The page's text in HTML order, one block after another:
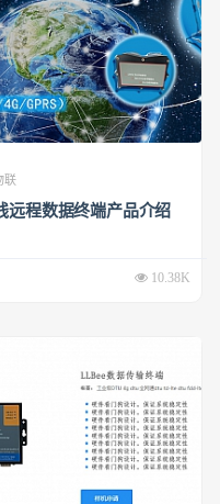
联
远程数据终端产品介绍
10.38K